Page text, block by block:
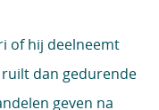
of hij deelneemt
dan gedurende
geven na